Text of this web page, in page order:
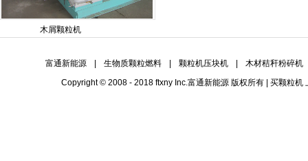
木屑颗粒机
富通新能源 生物质颗粒燃料 颗粒机压块机
木材秸秆粉碎机
Copyright © 2008 - 2018 ftxny Inc.富通新能源 版权所有 | 买颗粒机